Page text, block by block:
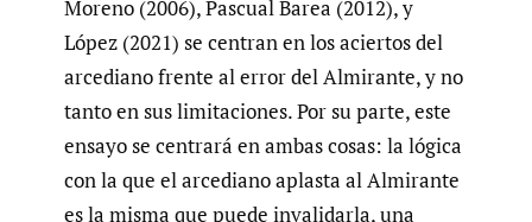
Moreno (2006), Pascual Barea (2012), y
López (2021) se centran en los aciertos del
arcediano frente al error del Almirante, y no
tanto en sus limitaciones. Por su parte, este
ensayo se centrará en ambas cosas: la lógica
con la que el arcediano aplasta al Almirante
es la misma que puede invalidarla, una